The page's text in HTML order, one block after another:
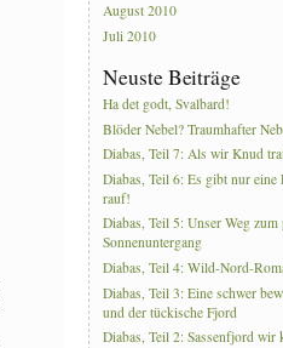
August 2010
Juli 2010
Neuste Beiträge
Ha det godt, Svalbard!
Blöder Nebel? Traumhafter
Diabas, Teil 7: Als wir Knud
Diabas, Teil 6: Es gibt nur eine
rauf!
Diabas, Teil 5: Unser Weg zum
Sonnenuntergang
Diabas, Teil 4: Wild-Nord-
Diabas, Teil 3: Eine schwer
und der tückische Fjord
Diabas, Teil 2: Sassenfjord wir